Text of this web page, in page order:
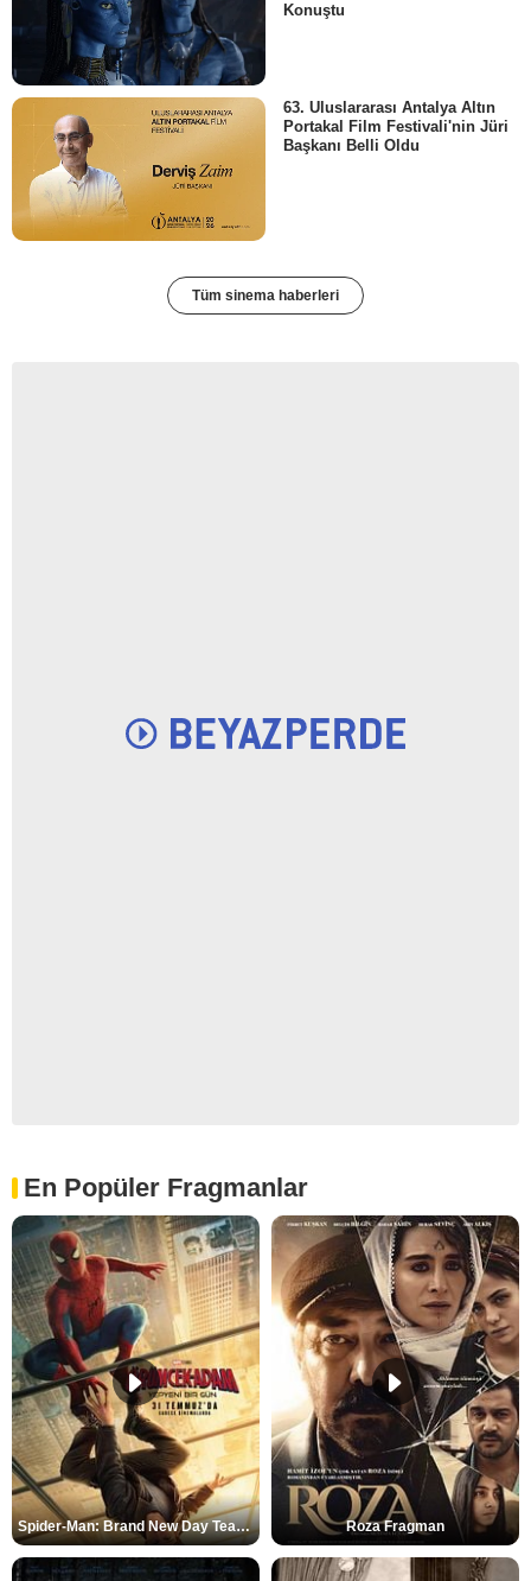
Konuştu
63. Uluslararası Antalya Altın
Portakal Film Festivali'nin Jüri
Başkanı Belli Oldu
Tüm sinema haberleri
En Popüler Fragmanlar
Spider-Man: Brand New Day Teaser Roza Fragman